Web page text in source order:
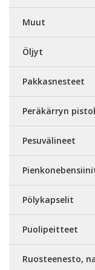
Muut
Öljyt
Pakkasnesteet
Peräkärryn
Pesuvälineet
Pölykapselit
Puolipeitteet
Ruosteenesto,